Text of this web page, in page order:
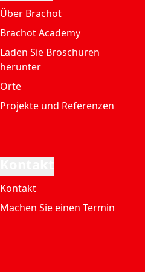
Über Brachot
Brachot Academy
Laden Sie Broschüren
herunter
Orte
Projekte und Referenzen
Kontakt
Machen Sie einen Termin